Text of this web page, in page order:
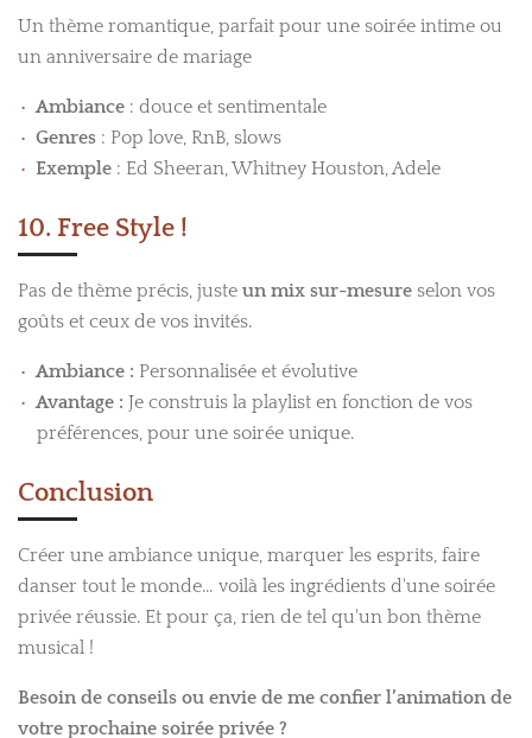
Un thème romantique, parfait pour une soirée intime ou
un anniversaire de mariage
Ambiance : douce et sentimentale
Genres: Pop love, RnB, slows
Exemple : Ed Sheeran, Whitney Houston, Adele
10. Free Style !
Pas de thème précis, juste un mix sur-mesure selon vos
goûts et ceux de vos invités.
Ambiance : Personnalisée et évolutive
Avantage : Je construis la playlist en fonction de vos
préférences, pour une soirée unique.
Conclusion
Créer une ambiance unique, marquer les esprits, faire
danser tout le monde… voilà les ingrédients d'une soirée
privée réussie. Et pour ça, rien de tel qu'un bon thème
musical !
Besoin de conseils ou envie de me confier l’animation de
votre prochaine soirée privée ?